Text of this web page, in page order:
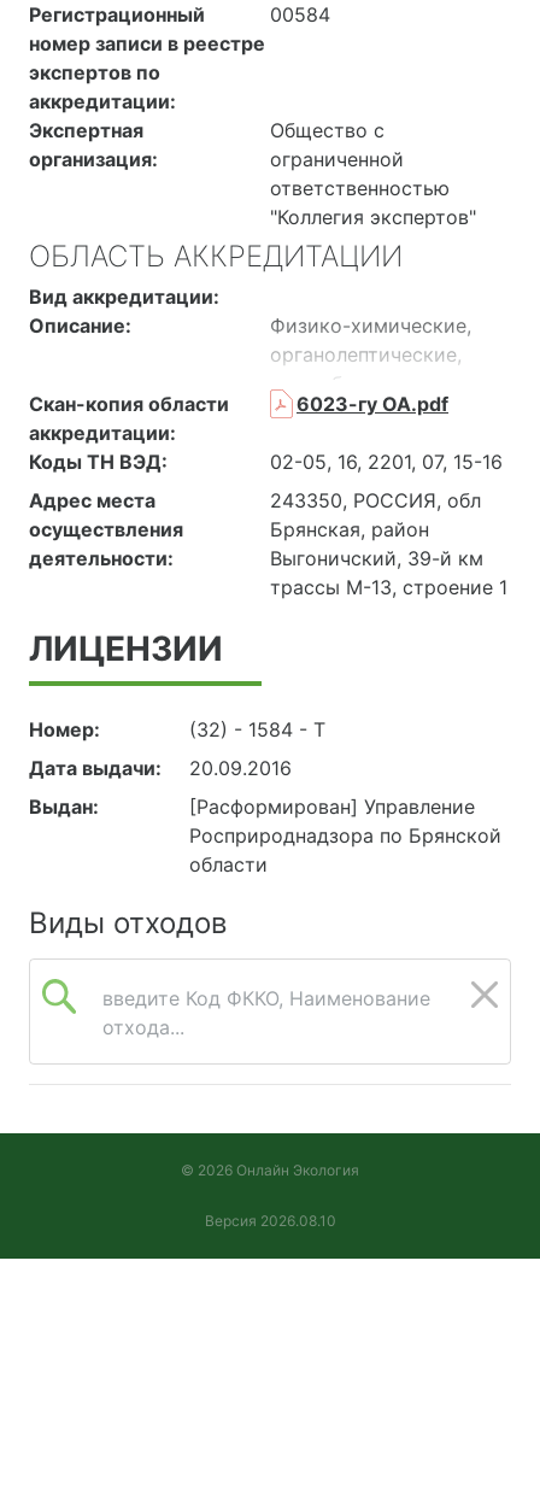
Регистрационный
номер записи в реестре
экспертов по
аккредитации:
00584
Экспертная
организация:
Общество с
ограниченной
ответственностью
"Коллегия экспертов"
ОБЛАСТЬ АККРЕДИТАЦИИ
Вид аккредитации:
Описание:
Физико-химические,
органолептические,
микробиологические
исследования,
продуктов,
продовольственного
сырья, объектов
окружающей среды,
отбор и подготовка
Скан-копия области
аккредитации:
6023-гу ОА.pdf
Коды ТН ВЭД:
02-05, 16, 2201, 07, 15-16
Адрес места
осуществления
деятельности:
243350, РОССИЯ, обл
Брянская, район
Выгоничский, 39-й км
трассы М-13, строение 1
ЛИЦЕНЗИИ
Номер:
(32) - 1584 - Т
Дата выдачи:
20.09.2016
Выдан:
[Расформирован] Управление
Росприроднадзора по Брянской
области
Виды отходов
введите Код ФККО, Наименование
отхода...
© 2026 Онлайн Экология
Версия 2026.08.10